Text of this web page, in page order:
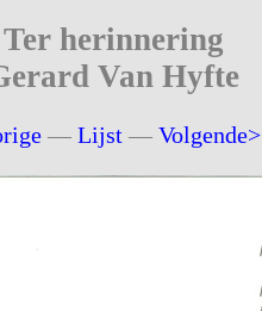
Ter herinnering
Van Hyfte
—Lijst —Volgende>